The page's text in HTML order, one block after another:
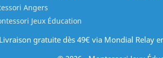
Angers
Jeux Éducation
gratuite dès 49€ via Mondial Relay